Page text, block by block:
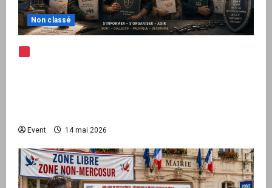
Non classé
Event 14 mai 2026